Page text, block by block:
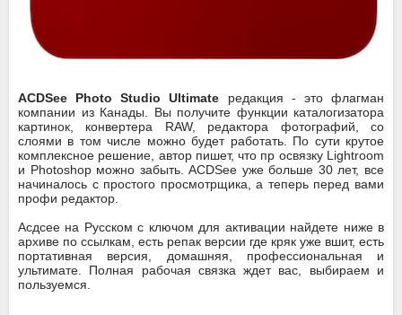
ACDSee Photo Studio Ultimate редакция - это флагман
компании из Канады. Вы получите функции каталогизатора
картинок, конвертера RAW, редактора фотографий, со
слоями в том числе можно будет работать. По сути крутое
комплексное решение, автор пишет, что пр освязку Lightroom
и Photoshop можно забыть. ACDSee уже больше 30 лет, все
начиналось с простого просмотрщика, а теперь перед вами
профи редактор.
Aсдсее на Русском с ключом для активации найдете ниже в
архиве по ссылкам, есть репак версии где кряк уже вшит, есть
портативная версия, домашняя, профессиональная и
ультимате. Полная рабочая связка ждет вас, выбираем и
пользуемся.